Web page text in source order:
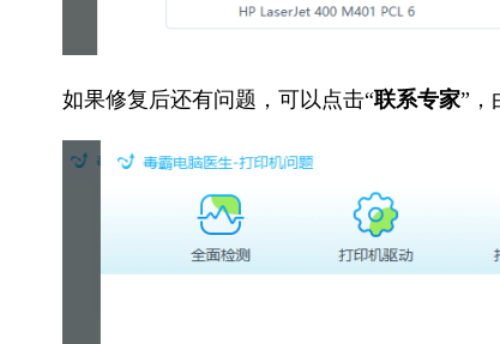
如果修复后还有问题，可以点击“联系专家”，